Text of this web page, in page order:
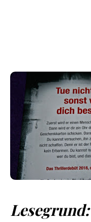
Lesegrund: